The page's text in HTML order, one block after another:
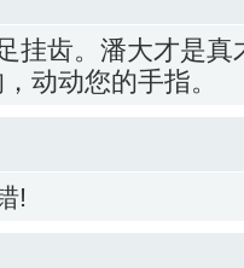
挂齿。潘大才是
动动您的手指。
!